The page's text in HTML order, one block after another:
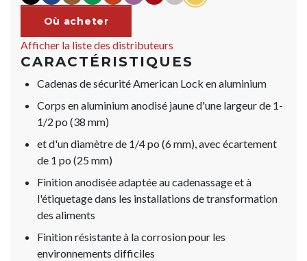
Où acheter
Afficher la liste des distributeurs
CARACTÉRISTIQUES
Cadenas de sécurité American Lock en aluminium
Corps en aluminium anodisé jaune d'une largeur de 1-
1/2 po (38 mm)
et d'un diamètre de 1/4 po (6 mm), avec écartement
de 1 po (25 mm)
Finition anodisée adaptée au cadenassage et à
l'étiquetage dans les installations de transformation
des aliments
Finition résistante à la corrosion pour les
environnements difficiles